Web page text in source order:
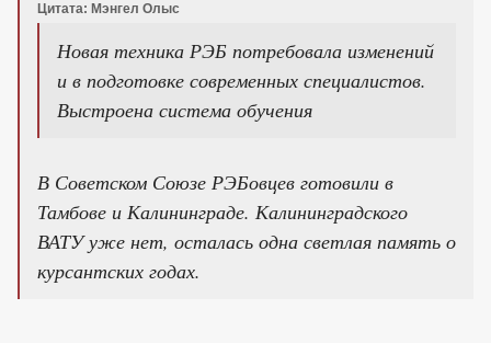
Цитата: Мэнгел Олыс
Новая техника РЭБ потребовала изменений
и в подготовке современных специалистов.
Выстроена система обучения
В Советском Союзе РЭБовцев готовили в
Тамбове и Калининграде. Калининградского
ВАТУ уже нет, осталась одна светлая память о
курсантских годах.